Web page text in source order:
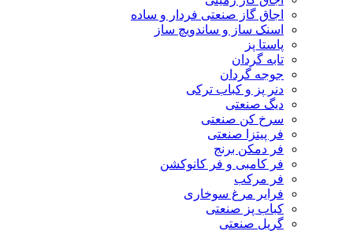
اجاق گاز صنعتی فردار و ساده
اسنک ساز و ساندویچ ساز
پاستا پز
تابه گردان
جوجه گردان
دنر پز و کباب ترکی
دیگ صنعتی
سرخ کن صنعتی
فر پیتزا صنعتی
فر دمکن برنج
فر کامبی و فر کانوکشن
فر مرکب
فرایر مرغ سوخاری
کباب پز صنعتی
گریل صنعتی